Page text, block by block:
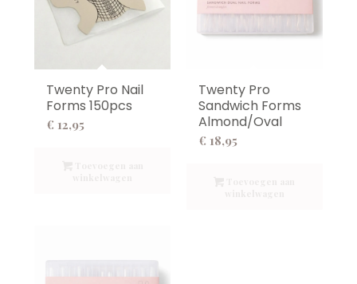
Twenty Pro Nail
Forms 150pcs
€ 12,95
Twenty Pro
Sandwich Forms
Almond/Oval
€ 18,95